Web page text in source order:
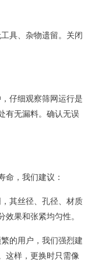
具、杂物遗留。关闭
仔细观察筛网运行是
有无漏料。确认无误
命，我们建议：
其丝径、孔径、材质
果和张紧均匀性。
的用户，我们强烈建
这样，更换时只需像